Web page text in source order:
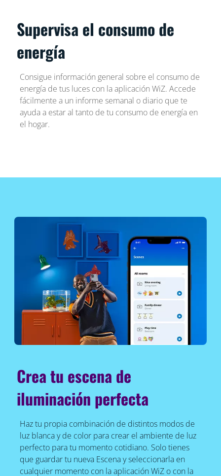
Supervisa el consumo de
energía
Consigue información general sobre el consumo de
energía de tus luces con la aplicación WiZ. Accede
fácilmente a un informe semanal o diario que te
ayuda a estar al tanto de tu consumo de energía en
el hogar.
Crea tu escena de
iluminación perfecta
Haz tu propia combinación de distintos modos de
luz blanca y de color para crear el ambiente de luz
perfecto para tu momento cotidiano. Solo tienes
que guardar tu nueva Escena y seleccionarla en
cualquier momento con la aplicación WiZ o con la